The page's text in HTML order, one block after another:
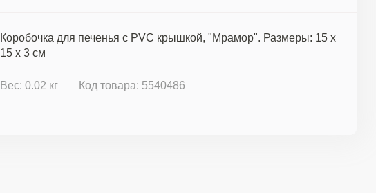
Коробочка для печенья с PVC крышкой, "Мрамор". Размеры: 15 х
15 х 3 см
Вес: 0.02 кг Код товара: 5540486